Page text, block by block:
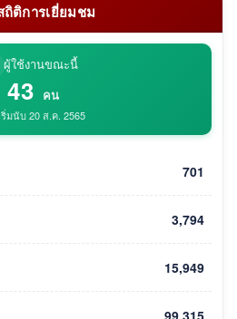
ถิติการเยี่ยมชม
ผู้ใช้งานขณะนี้
43 คน
ริ่มนับ 20 ส.ค. 2565
701
3,794
15,949
99,315